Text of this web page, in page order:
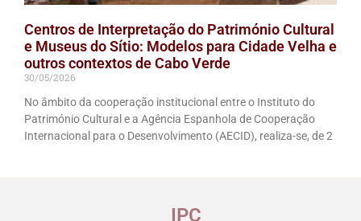
Centros de Interpretação do Património Cultural
e Museus do Sítio: Modelos para Cidade Velha e
outros contextos de Cabo Verde
30/05/2026
No âmbito da cooperação institucional entre o Instituto do
Património Cultural e a Agência Espanhola de Cooperação
Internacional para o Desenvolvimento (AECID), realiza-se, de 2
IPC